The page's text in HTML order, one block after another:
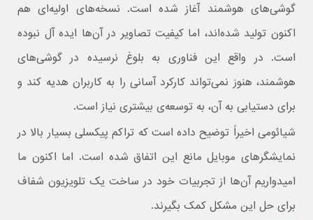
گوشی‌های هوشمند آغاز شده است. نسخه‌های اولیه‌ای هم
اکنون تولید شده‌اند، اما کیفیت تصاویر در آن‌ها ایده آل نبوده
است. در واقع این فناوری به بلوغ نرسیده در گوشی‌های
هوشمند، هنوز نمی‌تواند کارکرد آسانی را به کاربران هدیه کند و
برای دستیابی به آن، به توسعه‌ی بیشتری نیاز است.
شیائومی اخیراً توضیح داده است که تراکم پیکسلی بسیار بالا در
نمایشگرهای موبایل مانع این اتفاق شده است. اما اکنون ما
امیدواریم آن‌ها از تجربیات خود در ساخت یک تلویزیون شفاف
برای حل این مشکل کمک بگیرند.